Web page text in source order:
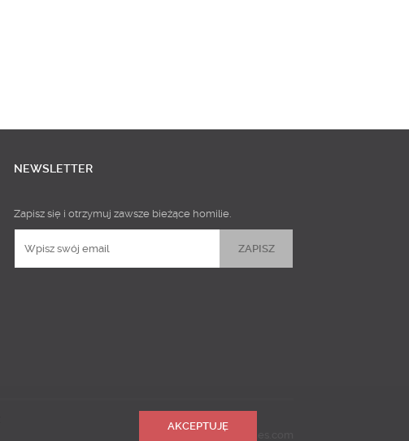
NEWSLETTER
Zapisz się i otrzymuj zawsze bieżące homilie.
Predictes.com
AKCEPTUJĘ